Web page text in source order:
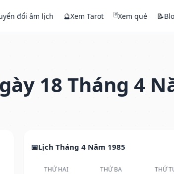
đổi âm lịch 🔮Xem Tarot 🃏Xem quẻ 📝
18 Tháng 4
Lịch Tháng 4 Năm 1985
THỨ HAI THỨ BA THỨ